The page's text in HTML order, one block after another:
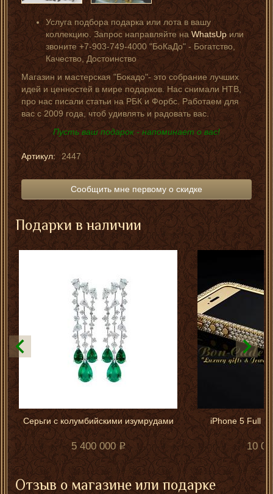
Услуга подбора подарка или лота в вашу
коллекцию. Запрос направляйте наWhatsUpили
звоните +7-903-749-4000 "БоКаДо" - Богатство,
Качество, Достоинство
Магазин и мастерская "Бокадо"- это собрание лучших
идей и ценностей в мире подарков. Нас снимали НТВ,
про нас писали статьи на РБК и Форбс. Работаем для
вас с 2009 года, чтоб удивлять и радовать вас.
Пусть ваш подарок - напоминает о вас!
Артикул: 2447
Сообщить мне первому о скидке
Подарки в наличии
Серьги с колумбийскими изумрудами
5 400 000
iPhone 5 Full
10
Отзыв о магазине или подарке